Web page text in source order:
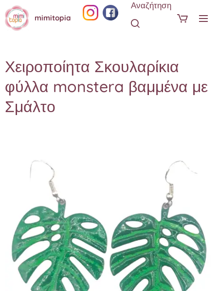
mimitopia
Αναζήτηση
Χειροποίητα Σκουλαρίκια
φύλλα monstera βαμμένα με
Σμάλτο